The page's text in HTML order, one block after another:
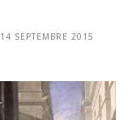
14 SEPTEMBRE 2015